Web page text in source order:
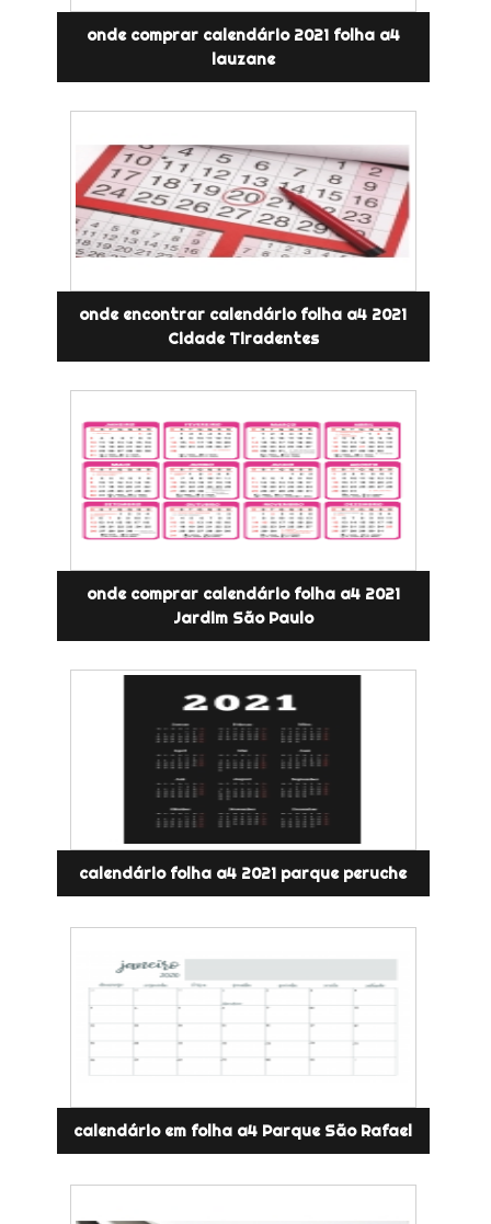
onde comprar calendário 2021 folha a4
lauzane
onde encontrar calendário folha a4 2021
Cidade Tiradentes
onde comprar calendário folha a4 2021
Jardim São Paulo
calendário folha a4 2021 parque peruche
calendário em folha a4 Parque São Rafael